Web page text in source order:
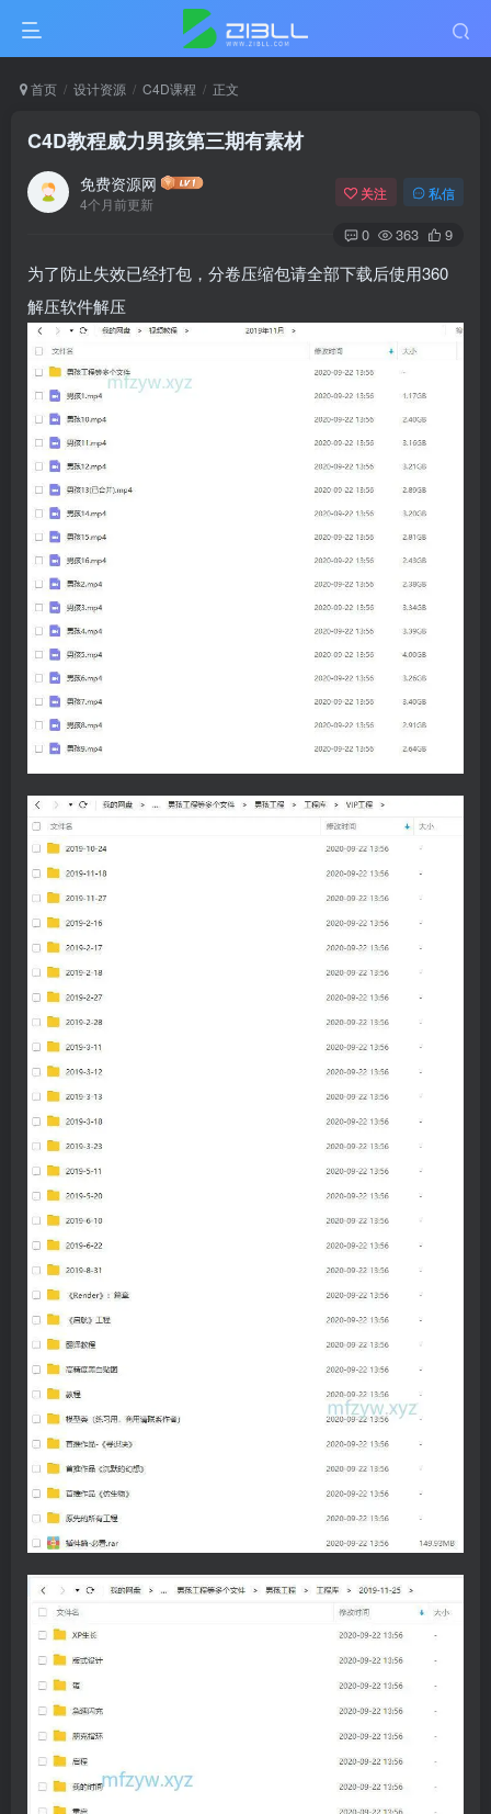
首页 设计资源 C4D课程 正文
C4D教程威力男孩第三期有素材
免费资源网
4个月前更新
关注 私信
0 363 9
为了防止失效已经打包，分卷压缩包请全部下载后使用360
解压软件解压